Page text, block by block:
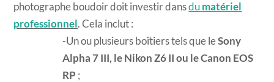
photographe boudoir doit investir dansdu matériel
professionnel . Cela inclut :
Un ou plusieurs boîtiers tels que leSony
Alpha 7 III, le Nikon Z6 II ou le Canon EOS
RP ;